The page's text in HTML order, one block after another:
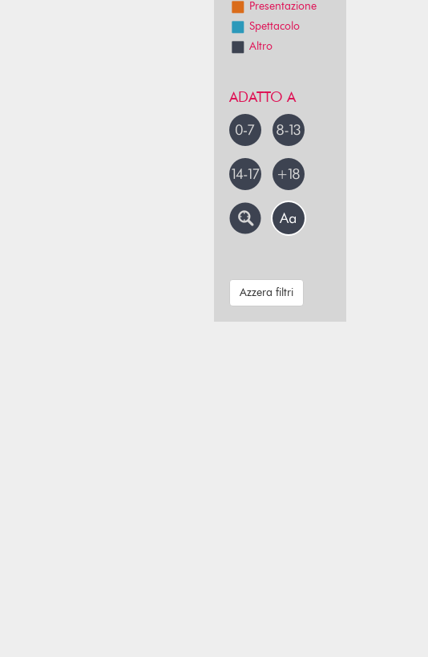
Presentazione
Spettacolo
Altro
ADATTO A
Azzera filtri